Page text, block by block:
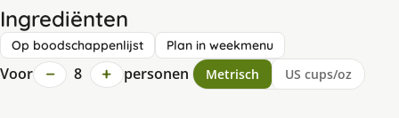
Ingrediënten
Op boodschappenlijst Plan in weekmenu
Voor − 8 + personen Metrisch US cups/oz